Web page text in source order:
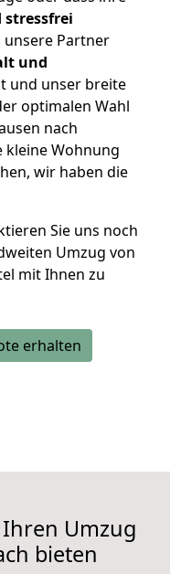
stressfrei
Partner
und
und unser breite
optimalen Wahl
nach
kleine Wohnung
wir haben die
Sie uns noch
Umzug von
mit Ihnen zu
erhalten
Umzug
bieten